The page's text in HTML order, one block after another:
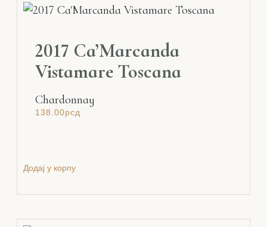
2017 Ca’Marcanda
Vistamare Toscana
Chardonnay
138.00рсд
Додај у корпу